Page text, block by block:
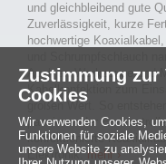
und gleichbleibend gute
Zuverlässigkeit, kurze
hochwertige
Auch an Werkzeuge und
Kabelkonfektion zum
großen Wert. So
passieren der
konfektionierte
Elektronik.mehr ›
Zustimmung zur
Cookies
Wir verwenden Cookies,
Funktionen für soziale
unsere Website zu